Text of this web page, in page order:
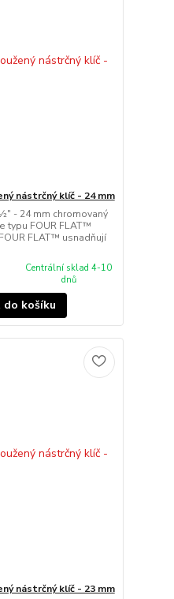
nástrčný klíč - 24 mm
- 24 mm chromovaný
typu FOUR FLAT™
FLAT™ usnadňují
Centrální sklad 4-10
dnů
do košíku
nástrčný klíč - 23 mm